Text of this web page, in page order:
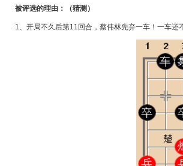
被评选的理由：（猜测）
1、开局不久后第11回合，蔡伟林先弃一车！一车还